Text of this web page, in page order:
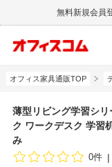
無料新規会員
オフィス家具通販TOP
薄型リビング学習シ
ク ワークデスク 学習
み
0件